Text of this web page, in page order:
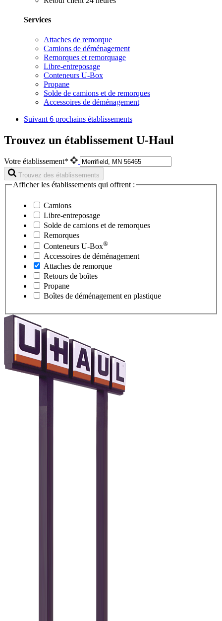
Services
Attaches de remorque
Camions de déménagement
Remorques et remorquage
Libre-entreposage
Conteneurs U-Box
Propane
Solde de camions et de remorques
Accessoires de déménagement
Suivant 6 prochains établissements
Trouvez un établissement U-Haul
Votre établissement*
Trouvez des établissements
Afficher les établissements qui offrent :
Camions
Libre-entreposage
Solde de camions et de remorques
Remorques
Conteneurs U-Box®
Accessoires de déménagement
Attaches de remorque
Retours de boîtes
Propane
Boîtes de déménagement en plastique